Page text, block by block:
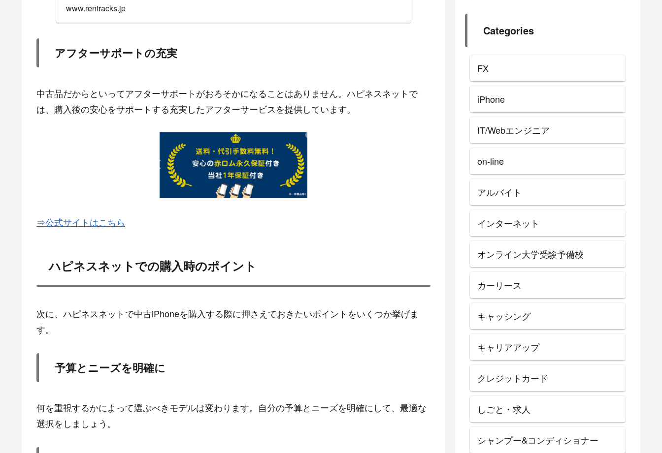
www.rentracks.jp
アフターサポートの充実
中古品だからといってアフターサポートがおろそかになることはありません。ハピネスネットで
は、購入後の安心をサポートする充実したアフターサービスを提供しています。
⇒公式サイトはこちら
ハピネスネットでの購入時のポイント
次に、ハピネスネットで中古iPhoneを購入する際に押さえておきたいポイントをいくつか挙げま
す。
予算とニーズを明確に
何を重視するかによって選ぶべきモデルは変わります。自分の予算とニーズを明確にして、最適な
選択をしましょう。
Categories
FX
iPhone
IT/Webエンジニア
on-line
アルバイト
インターネット
オンライン大学受験予備校
カーリース
キャッシング
キャリアアップ
クレジットカード
しごと・求人
シャンプー&コンディショナー